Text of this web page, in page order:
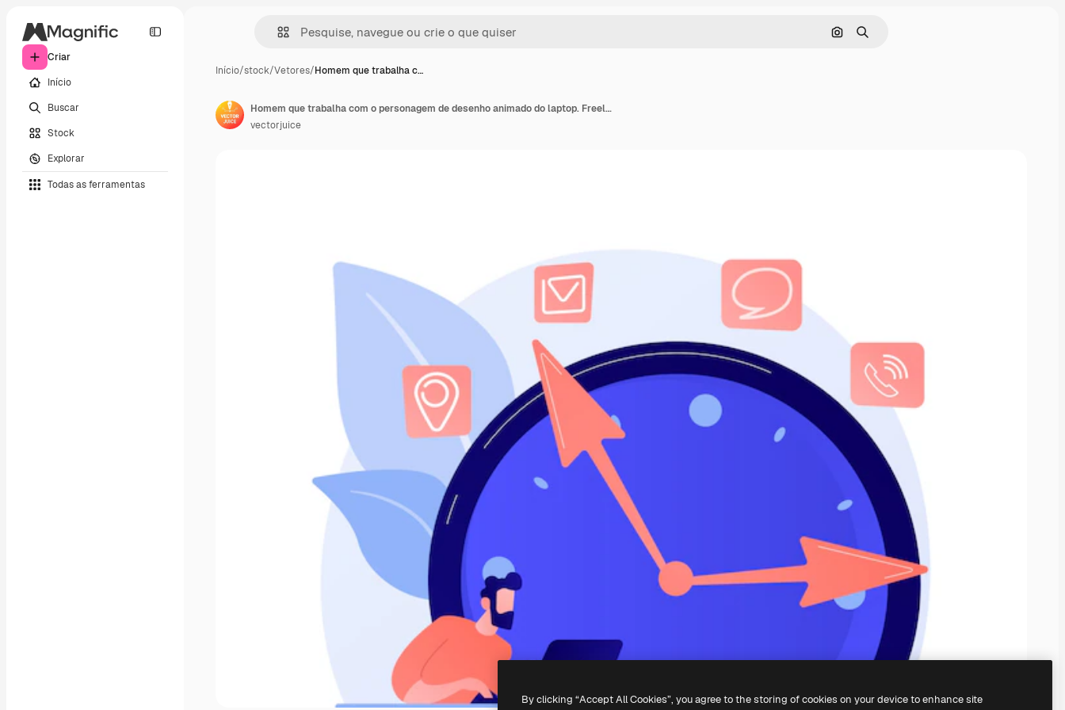
Criar
Início
Buscar
Stock
Explorar
Todas as ferramentas
Pesquisar por imagem
Buscar
Início/stock/Vetores/Homem que trabalha c…
Homem que trabalha com o personagem de desenho animado do laptop. Freelancer usando o computador. Negócio autônomo, trabalho remoto, trabalho distante. Gerenciamento de tempo. Escritório em casa.
vectorjuice
By clicking “Accept All Cookies”, you agree to the storing of cookies on your device to enhance site